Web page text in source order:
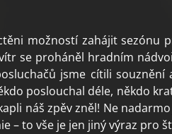
možností zahájit sezónu
se proháněl hradním
jsme cítili
poslouchal déle, někdo
náš zpěv zněl! Ne
– to vše je jen jiný výraz pro